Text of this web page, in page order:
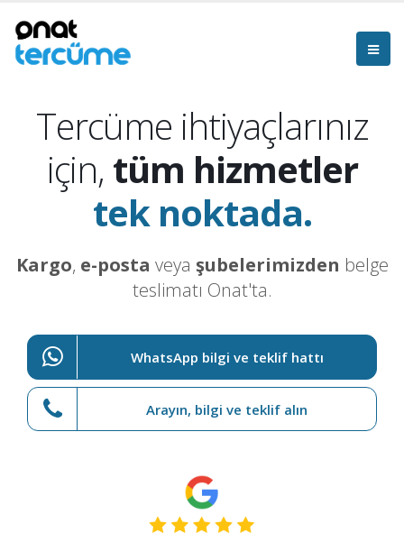
Tercüme ihtiyaçlarınız
için, tüm hizmetler
tek noktada.
Kargo, e-posta veya şubelerimizden belge
teslimatı Onat'ta.
WhatsApp bilgi ve teklif hattı
Arayın, bilgi ve teklif alın